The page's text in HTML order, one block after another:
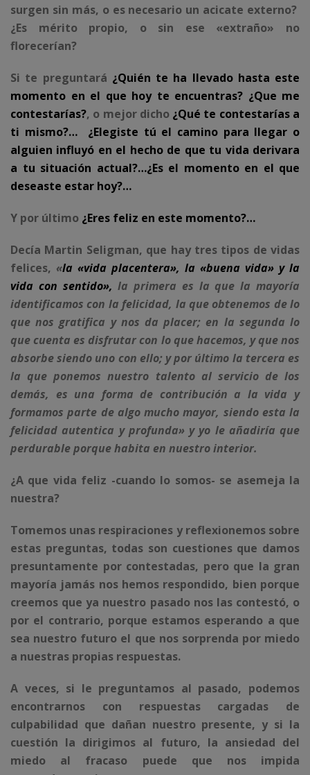
surgen sin más, o es necesario un acicate externo?
¿Es mérito propio, o sin ese «extraño» no
florecerían?
Si te preguntará ¿Quién te ha llevado hasta este
momento en el que hoy te encuentras? ¿Que me
contestarías?, o mejor dicho ¿Qué te contestarías a
ti mismo?… ¿Elegiste tú el camino para llegar o
alguien influyó en el hecho de que tu vida derivara
a tu situación actual?…¿Es el momento en el que
deseaste estar hoy?…
Y por último ¿Eres feliz en este momento?…
Decía Martin Seligman, que hay tres tipos de vidas
felices, «la «vida placentera», la «buena vida» y la
vida con sentido», la primera es la que la mayoría
identificamos con la felicidad, la que obtenemos de lo
que nos gratifica y nos da placer; en la segunda lo
que cuenta es disfrutar con lo que hacemos, y que nos
absorbe siendo uno con ello; y por último la tercera es
la que ponemos nuestro talento al servicio de los
demás, es una forma de contribución a la vida y
formamos parte de algo mucho mayor, siendo esta la
felicidad autentica y profunda» y yo le añadiría que
perdurable porque habita en nuestro interior.
¿A que vida feliz -cuando lo somos- se asemeja la
nuestra?
Tomemos unas respiraciones y reflexionemos sobre
estas preguntas, todas son cuestiones que damos
presuntamente por contestadas, pero que la gran
mayoría jamás nos hemos respondido, bien porque
creemos que ya nuestro pasado nos las contestó, o
por el contrario, porque estamos esperando a que
sea nuestro futuro el que nos sorprenda por miedo
a nuestras propias respuestas.
A veces, si le preguntamos al pasado, podemos
encontrarnos con respuestas cargadas de
culpabilidad que dañan nuestro presente, y si la
cuestión la dirigimos al futuro, la ansiedad del
miedo al fracaso puede que nos impida